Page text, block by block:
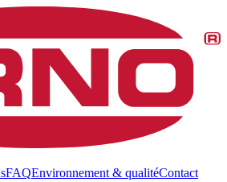
FAQEnvironnement & qualitéContact